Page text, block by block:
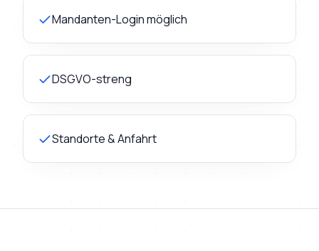
Mandanten-Login möglich
DSGVO-streng
Standorte & Anfahrt